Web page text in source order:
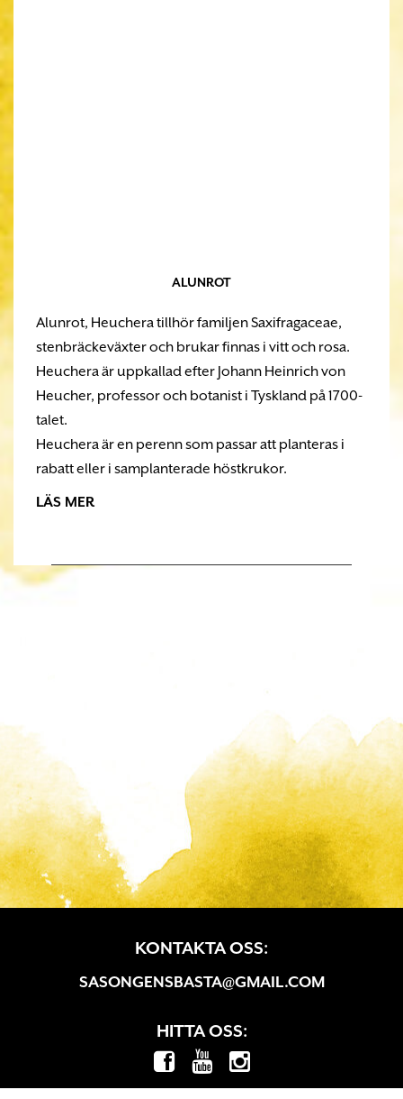
ALUNROT
Alunrot, Heuchera tillhör familjen Saxifragaceae,
stenbräckeväxter och brukar finnas i vitt och rosa.
Heuchera är uppkallad efter Johann Heinrich von
Heucher, professor och botanist i Tyskland på 1700-
talet.
Heuchera är en perenn som passar att planteras i
rabatt eller i samplanterade höstkrukor.
LÄS MER
KONTAKTA OSS:
SASONGENSBASTA@GMAIL.COM
HITTA OSS: